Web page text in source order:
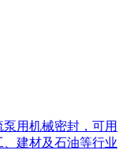
用机械密封，可用
建材及石油等行业